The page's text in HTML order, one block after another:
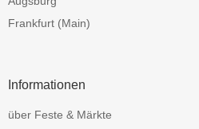
Frankfurt (Main)
Informationen
über Feste & Märkte